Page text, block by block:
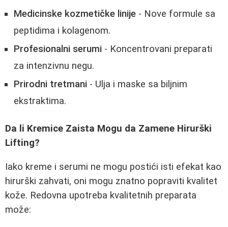
Medicinske kozmetičke linije - Nove formule sa
peptidima i kolagenom.
Profesionalni serumi - Koncentrovani preparati
za intenzivnu negu.
Prirodni tretmani - Ulja i maske sa biljnim
ekstraktima.
Da li Kremice Zaista Mogu da Zamene Hirurški
Lifting?
Iako kreme i serumi ne mogu postići isti efekat kao
hirurški zahvati, oni mogu znatno popraviti kvalitet
kože. Redovna upotreba kvalitetnih preparata
može: